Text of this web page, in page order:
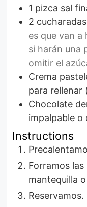
1 pizca sal
2 cucharadas
es que van a
si harán una
omitir el
Crema
para rellenar
Chocolate
impalpable o
Instructions
Forramos las bandejas del horno con papel
mantequilla
Reservamos.